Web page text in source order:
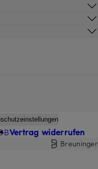
Vertrag widerrufen
Breuninger